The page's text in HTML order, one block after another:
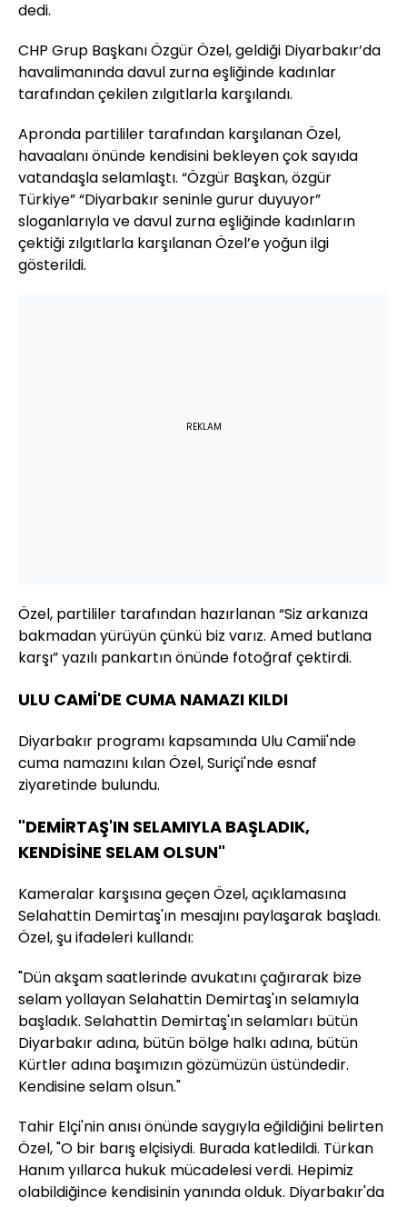
dedi.
CHP Grup Başkanı Özgür Özel, geldiği Diyarbakır’da
havalimanında davul zurna eşliğinde kadınlar
tarafından çekilen zılgıtlarla karşılandı.
Apronda partililer tarafından karşılanan Özel,
havaalanı önünde kendisini bekleyen çok sayıda
vatandaşla selamlaştı. “Özgür Başkan, özgür
Türkiye” “Diyarbakır seninle gurur duyuyor”
sloganlarıyla ve davul zurna eşliğinde kadınların
çektiği zılgıtlarla karşılanan Özel’e yoğun ilgi
gösterildi.
REKLAM
Özel, partililer tarafından hazırlanan “Siz arkanıza
bakmadan yürüyün çünkü biz varız. Amed butlana
karşı” yazılı pankartın önünde fotoğraf çektirdi.
ULU CAMİ'DE CUMA NAMAZI KILDI
Diyarbakır programı kapsamında Ulu Camii'nde
cuma namazını kılan Özel, Suriçi'nde esnaf
ziyaretinde bulundu.
"DEMİRTAŞ'IN SELAMIYLA BAŞLADIK,
KENDİSİNE SELAM OLSUN"
Kameralar karşısına geçen Özel, açıklamasına
Selahattin Demirtaş'ın mesajını paylaşarak başladı.
Özel, şu ifadeleri kullandı:
"Dün akşam saatlerinde avukatını çağırarak bize
selam yollayan Selahattin Demirtaş'ın selamıyla
başladık. Selahattin Demirtaş'ın selamları bütün
Diyarbakır adına, bütün bölge halkı adına, bütün
Kürtler adına başımızın gözümüzün üstündedir.
Kendisine selam olsun."
Tahir Elçi'nin anısı önünde saygıyla eğildiğini belirten
Özel, "O bir barış elçisiydi. Burada katledildi. Türkan
Hanım yıllarca hukuk mücadelesi verdi. Hepimiz
olabildiğince kendisinin yanında olduk. Diyarbakır'da